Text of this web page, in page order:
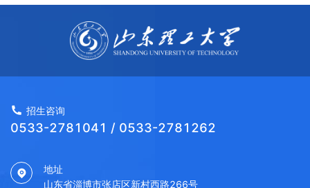
招生咨询
0533-2781041 / 0533-2781262
地址
山东省淄博市张店区新村西路266号